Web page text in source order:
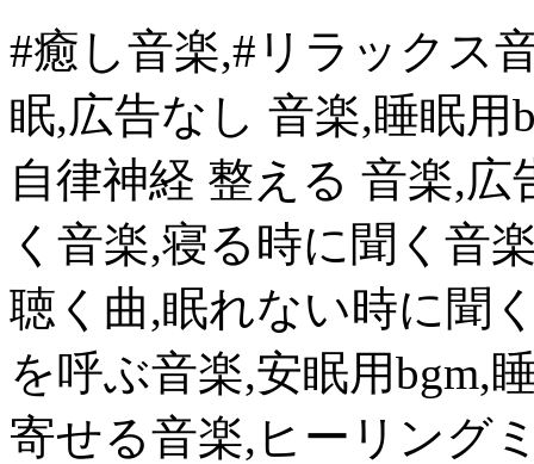
#癒し音楽​,#リラックス
眠,広告なし 音楽,睡眠用
自律神経 整える 音楽,
く音楽,寝る時に聞く音
聴く曲,眠れない時に聞
を呼ぶ音楽,安眠用bgm,
寄せる音楽,ヒーリング